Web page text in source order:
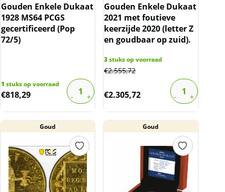
Gouden Enkele Dukaat
1928 MS64 PCGS
gecertificeerd (Pop
72/5)
1 stuks op voorraad
€818,29
Gouden Enkele Dukaat
2021 met foutieve
keerzijde 2020 (letter Z
en goudbaar op zuid).
3stuks op voorraad
€2.555,72
€2.305,72
Goud Goud